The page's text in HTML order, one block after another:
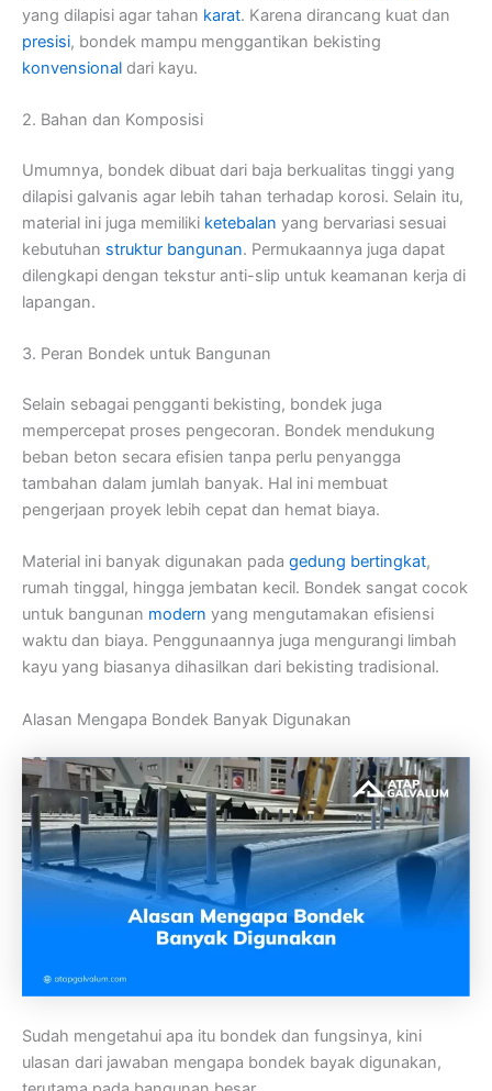
yang dilapisi agar tahan karat. Karena dirancang kuat dan
presisi, bondek mampu menggantikan bekisting
konvensional dari kayu.
2. Bahan dan Komposisi
Umumnya, bondek dibuat dari baja berkualitas tinggi yang
dilapisi galvanis agar lebih tahan terhadap korosi. Selain itu,
material ini juga memiliki ketebalan yang bervariasi sesuai
kebutuhan struktur bangunan. Permukaannya juga dapat
dilengkapi dengan tekstur anti-slip untuk keamanan kerja di
lapangan.
3. Peran Bondek untuk Bangunan
Selain sebagai pengganti bekisting, bondek juga
mempercepat proses pengecoran. Bondek mendukung
beban beton secara efisien tanpa perlu penyangga
tambahan dalam jumlah banyak. Hal ini membuat
pengerjaan proyek lebih cepat dan hemat biaya.
Material ini banyak digunakan pada gedung bertingkat,
rumah tinggal, hingga jembatan kecil. Bondek sangat cocok
untuk bangunan modern yang mengutamakan efisiensi
waktu dan biaya. Penggunaannya juga mengurangi limbah
kayu yang biasanya dihasilkan dari bekisting tradisional.
Alasan Mengapa Bondek Banyak Digunakan
Sudah mengetahui apa itu bondek dan fungsinya, kini
ulasan dari jawaban mengapa bondek bayak digunakan,